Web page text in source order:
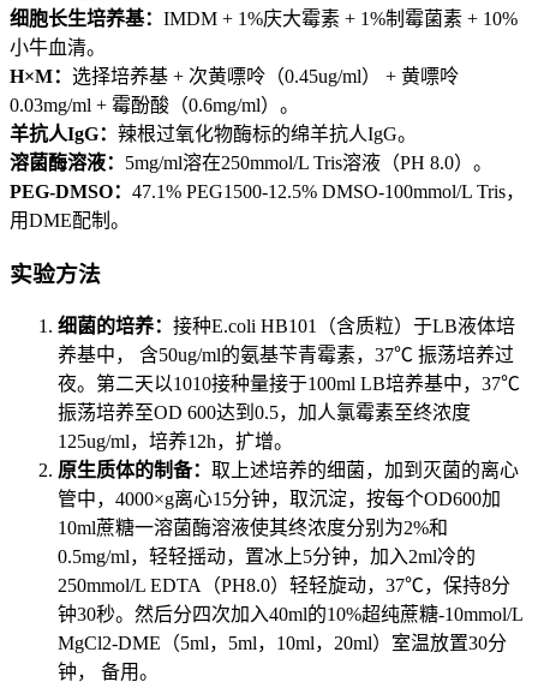
细胞长生培养基： IMDM + 1%庆大霉素 + 1%制霉菌素 + 10%
小牛血清。
H×M： 选择培养基 + 次黄嘌呤（0.45ug/ml） + 黄嘌呤
0.03mg/ml + 霉酚酸（0.6mg/ml）。
羊抗人IgG： 辣根过氧化物酶标的绵羊抗人IgG。
溶菌酶溶液： 5mg/ml溶在250mmol/L Tris溶液（PH 8.0）。
PEG-DMSO： 47.1% PEG1500-12.5% DMSO-100mmol/L Tris，
用DME配制。
实验方法
细菌的培养： 接种E.coli HB101（含质粒）于LB液体培
养基中， 含50ug/ml的氨基苄青霉素，37℃ 振荡培养过
夜。第二天以1010接种量接于100ml LB培养基中，37℃
振荡培养至OD 600达到0.5，加人氯霉素至终浓度
125ug/ml，培养12h，扩增。
原生质体的制备： 取上述培养的细菌，加到灭菌的离心
管中，4000×g离心15分钟，取沉淀，按每个OD600加
10ml蔗糖一溶菌酶溶液使其终浓度分别为2%和
0.5mg/ml，轻轻摇动，置冰上5分钟，加入2ml冷的
250mmol/L EDTA（PH8.0）轻轻旋动，37℃，保持8分
钟30秒。然后分四次加入40ml的10%超纯蔗糖-10mmol/L
MgCl2-DME（5ml，5ml，10ml，20ml）室温放置30分
钟， 备用。